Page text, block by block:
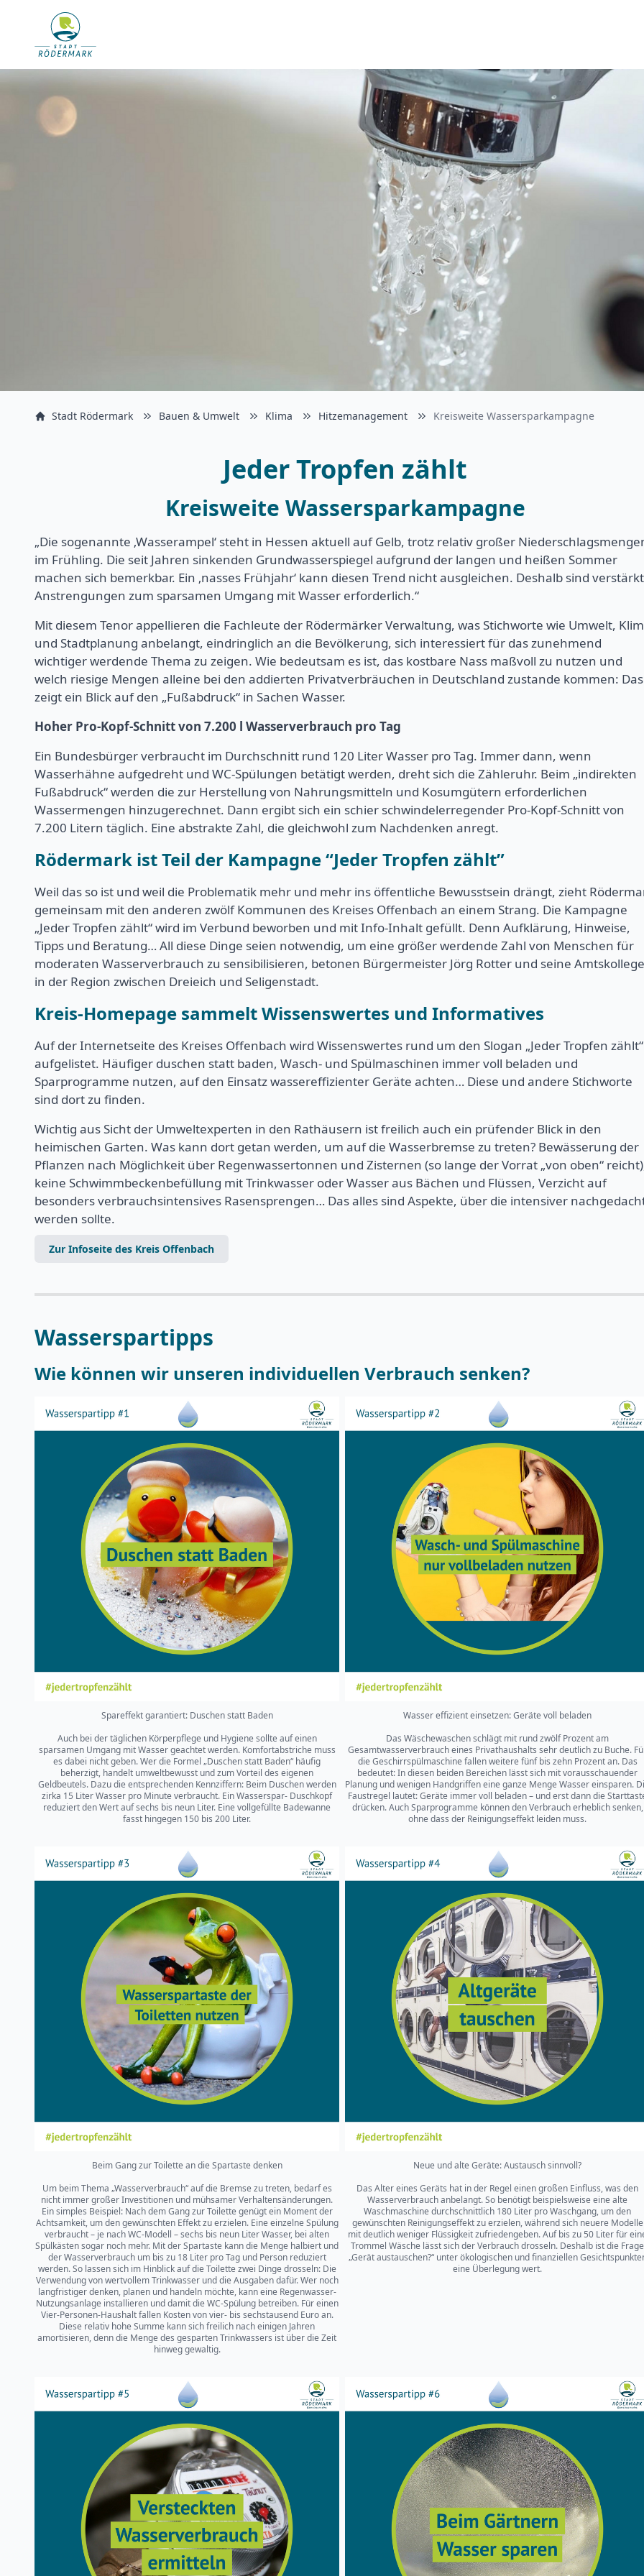
Stadt Rödermark Bauen & Umwelt Klima Hitzemanagement Kreisweite Wassersparkampagne
Jeder Tropfen zählt
Kreisweite Wassersparkampagne
„Die sogenannte ‚Wasserampel‘ steht in Hessen aktuell auf Gelb, trotz relativ großer
im Frühling. Die seit Jahren sinkenden Grundwasserspiegel aufgrund der langen und heißen Sommer
machen sich bemerkbar. Ein ‚nasses Frühjahr‘ kann diesen Trend nicht ausgleichen. Deshalb sind verstärkt
Anstrengungen zum sparsamen Umgang mit Wasser erforderlich.“
Mit diesem Tenor appellieren die Fachleute der Rödermärker Verwaltung, was Stichworte wie Umwelt,
und Stadtplanung anbelangt, eindringlich an die Bevölkerung, sich interessiert für das zunehmend
wichtiger werdende Thema zu zeigen. Wie bedeutsam es ist, das kostbare Nass maßvoll zu nutzen und
welch riesige Mengen alleine bei den addierten Privatverbräuchen in Deutschland zustande kommen: Das
zeigt ein Blick auf den „Fußabdruck“ in Sachen Wasser.
Hoher Pro-Kopf-Schnitt von 7.200 l Wasserverbrauch pro Tag
Ein Bundesbürger verbraucht im Durchschnitt rund 120 Liter Wasser pro Tag. Immer dann, wenn
Wasserhähne aufgedreht und WC-Spülungen betätigt werden, dreht sich die Zähleruhr. Beim „indirekten
Fußabdruck“ werden die zur Herstellung von Nahrungsmitteln und Kosumgütern erforderlichen
Wassermengen hinzugerechnet. Dann ergibt sich ein schier schwindelerregender Pro-Kopf-Schnitt von
7.200 Litern täglich. Eine abstrakte Zahl, die gleichwohl zum Nachdenken anregt.
Rödermark ist Teil der Kampagne “Jeder Tropfen zählt”
Weil das so ist und weil die Problematik mehr und mehr ins öffentliche Bewusstsein drängt, zieht
gemeinsam mit den anderen zwölf Kommunen des Kreises Offenbach an einem Strang. Die Kampagne
„Jeder Tropfen zählt“ wird im Verbund beworben und mit Info-Inhalt gefüllt. Denn Aufklärung, Hinweise,
Tipps und Beratung… All diese Dinge seien notwendig, um eine größer werdende Zahl von Menschen für
moderaten Wasserverbrauch zu sensibilisieren, betonen Bürgermeister Jörg Rotter und seine
in der Region zwischen Dreieich und Seligenstadt.
Kreis-Homepage sammelt Wissenswertes und Informatives
Auf der Internetseite des Kreises Offenbach wird Wissenswertes rund um den Slogan „Jeder Tropfen zählt“
aufgelistet. Häufiger duschen statt baden, Wasch- und Spülmaschinen immer voll beladen und
Sparprogramme nutzen, auf den Einsatz wassereffizienter Geräte achten… Diese und andere Stichworte
sind dort zu finden.
Wichtig aus Sicht der Umweltexperten in den Rathäusern ist freilich auch ein prüfender Blick in den
heimischen Garten. Was kann dort getan werden, um auf die Wasserbremse zu treten? Bewässerung der
Pflanzen nach Möglichkeit über Regenwassertonnen und Zisternen (so lange der Vorrat „von oben“
keine Schwimmbeckenbefüllung mit Trinkwasser oder Wasser aus Bächen und Flüssen, Verzicht auf
besonders verbrauchsintensives Rasensprengen… Das alles sind Aspekte, über die intensiver
werden sollte.
Zur Infoseite des Kreis Offenbach
Wasserspartipps
Wie können wir unseren individuellen Verbrauch senken?
Spareffekt garantiert: Duschen statt Baden
Auch bei der täglichen Körperpflege und Hygiene sollte auf einen
sparsamen Umgang mit Wasser geachtet werden. Komfortabstriche muss
es dabei nicht geben. Wer die Formel „Duschen statt Baden“ häufig
beherzigt, handelt umweltbewusst und zum Vorteil des eigenen
Geldbeutels. Dazu die entsprechenden Kennziffern: Beim Duschen werden
zirka 15 Liter Wasser pro Minute verbraucht. Ein Wasserspar- Duschkopf
reduziert den Wert auf sechs bis neun Liter. Eine vollgefüllte Badewanne
fasst hingegen 150 bis 200 Liter.
Wasser effizient einsetzen: Geräte voll beladen
Das Wäschewaschen schlägt mit rund zwölf Prozent am
Gesamtwasserverbrauch eines Privathaushalts sehr deutlich zu Buche.
die Geschirrspülmaschine fallen weitere fünf bis zehn Prozent an. Das
bedeutet: In diesen beiden Bereichen lässt sich mit vorausschauender
Planung und wenigen Handgriffen eine ganze Menge Wasser einsparen.
Faustregel lautet: Geräte immer voll beladen – und erst dann die
drücken. Auch Sparprogramme können den Verbrauch erheblich senken,
ohne dass der Reinigungseffekt leiden muss.
Beim Gang zur Toilette an die Spartaste denken
Um beim Thema „Wasserverbrauch“ auf die Bremse zu treten, bedarf es
nicht immer großer Investitionen und mühsamer Verhaltensänderungen.
Ein simples Beispiel: Nach dem Gang zur Toilette genügt ein Moment der
Achtsamkeit, um den gewünschten Effekt zu erzielen. Eine einzelne Spülung
verbraucht – je nach WC-Modell – sechs bis neun Liter Wasser, bei alten
Spülkästen sogar noch mehr. Mit der Spartaste kann die Menge halbiert und
der Wasserverbrauch um bis zu 18 Liter pro Tag und Person reduziert
werden. So lassen sich im Hinblick auf die Toilette zwei Dinge drosseln: Die
Verwendung von wertvollem Trinkwasser und die Ausgaben dafür. Wer noch
langfristiger denken, planen und handeln möchte, kann eine Regenwasser-
Nutzungsanlage installieren und damit die WC-Spülung betreiben. Für einen
Vier-Personen-Haushalt fallen Kosten von vier- bis sechstausend Euro an.
Diese relativ hohe Summe kann sich freilich nach einigen Jahren
amortisieren, denn die Menge des gesparten Trinkwassers ist über die Zeit
hinweg gewaltig.
Neue und alte Geräte: Austausch sinnvoll?
Das Alter eines Geräts hat in der Regel einen großen Einfluss, was den
Wasserverbrauch anbelangt. So benötigt beispielsweise eine alte
Waschmaschine durchschnittlich 180 Liter pro Waschgang, um den
gewünschten Reinigungseffekt zu erzielen, während sich neuere Modelle
mit deutlich weniger Flüssigkeit zufriedengeben. Auf bis zu 50 Liter für
Trommel Wäsche lässt sich der Verbrauch drosseln. Deshalb ist die Frage
„Gerät austauschen?“ unter ökologischen und finanziellen
eine Überlegung wert.